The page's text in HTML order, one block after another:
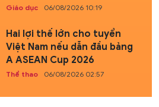
Giáo dục 06/08/2026 10:19
Hai lợi thế lớn cho tuyển
Việt Nam nếu dẫn đầu bảng
A ASEAN Cup 2026
Thể thao 06/08/2026 02:57